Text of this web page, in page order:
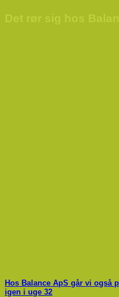
Hos Balance ApS går vi også
igen i uge 32